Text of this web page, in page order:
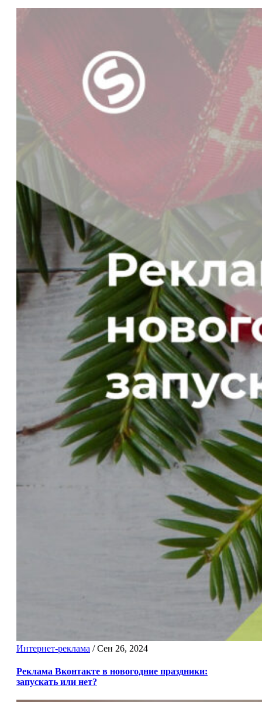
Интернет-реклама /Сен 26, 2024
Реклама Вконтакте в новогодние праздники:
запускать или нет?